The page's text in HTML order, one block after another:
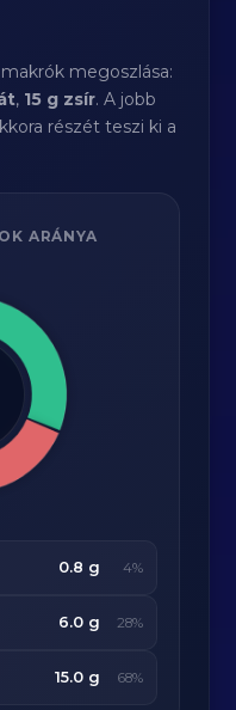
megoszlása:
, 15 g zsír. A jobb
részét teszi ki a
ARÁNYA
0.8 g 4%
6.0 g 28%
15.0 g 68%